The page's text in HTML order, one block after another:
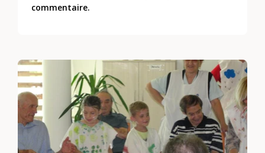
commentaire.